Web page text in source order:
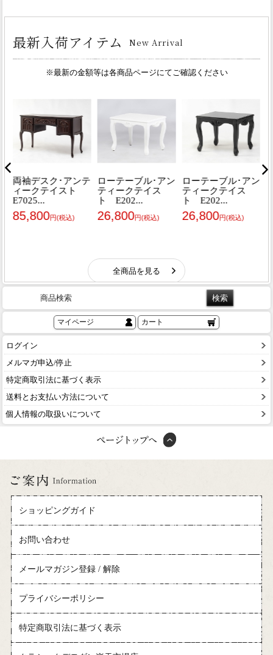
商品検索
マイページ カート
ログイン
メルマガ申込/停止
特定商取引法に基づく表示
送料とお支払い方法について
個人情報の取扱いについて
ショッピングガイド
お問い合わせ
メールマガジン登録 / 解除
プライバシーポリシー
特定商取引法に基づく表示